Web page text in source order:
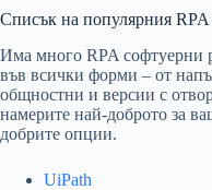
Списък на популярния RPA
Има много RPA софтуерни
във всички форми – от
общностни и версии с
намерите най-доброто за
добрите опции.
UiPath